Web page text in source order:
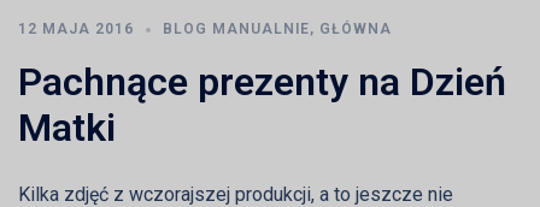
12 MAJA 2016 BLOG MANUALNIE, GŁÓWNA
Pachnące prezenty na Dzień
Matki
Kilka zdjęć z wczorajszej produkcji, a to jeszcze nie